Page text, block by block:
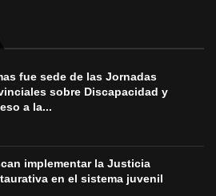
fue sede de las Jornadas
sobre Discapacidad y
a la...
implementar la Justicia
en el sistema juvenil